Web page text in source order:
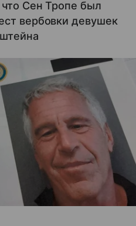
Сен Тропе был
вербовки девушек